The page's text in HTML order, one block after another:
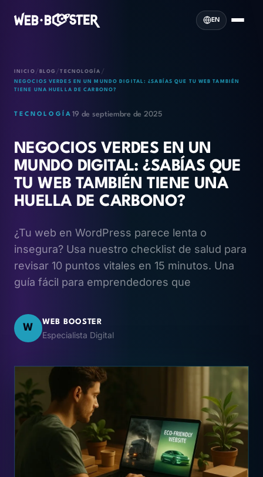
EN
INICIO / BLOG / TECNOLOGÍA /
NEGOCIOS VERDES EN UN MUNDO DIGITAL: ¿SABÍAS QUE TU WEB TAMBIÉN
TIENE UNA HUELLA DE CARBONO?
TECNOLOGÍA 19 de septiembre de 2025
NEGOCIOS VERDES EN UN
MUNDO DIGITAL: ¿SABÍAS QUE
TU WEB TAMBIÉN TIENE UNA
HUELLA DE CARBONO?
¿Tu web en WordPress parece lenta o
insegura? Usa nuestro checklist de salud para
revisar 10 puntos vitales en 15 minutos. Una
guía fácil para emprendedores que
W
WEB BOOSTER
Especialista Digital